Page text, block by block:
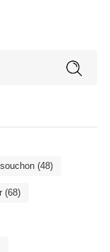
(48)
(68)